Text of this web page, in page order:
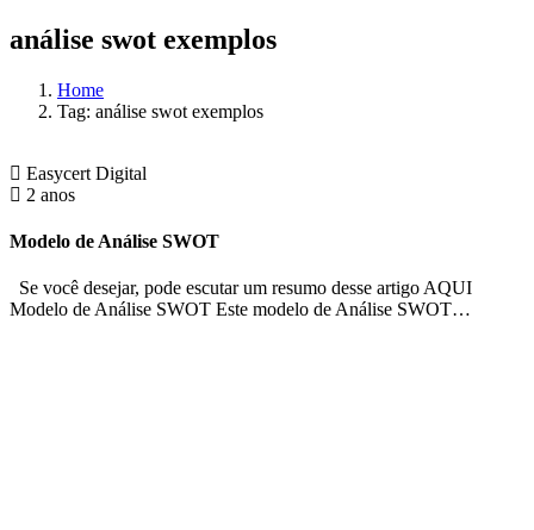
análise swot exemplos
Home
Tag: análise swot exemplos
Easycert Digital
2 anos
Modelo de Análise SWOT
Se você desejar, pode escutar um resumo desse artigo AQUI
Modelo de Análise SWOT Este modelo de Análise SWOT…